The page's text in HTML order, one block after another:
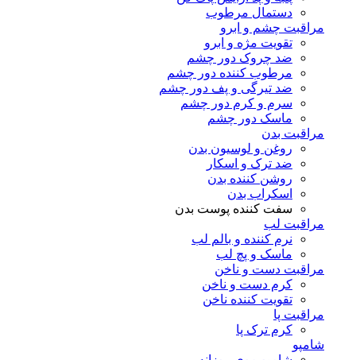
دستمال مرطوب
مراقبت چشم و ابرو
تقویت مژه و ابرو
ضد چروک دور چشم
مرطوب کننده دور چشم
ضد تیرگی و پف دور چشم
سرم و کرم دور چشم
ماسک دور چشم
مراقبت بدن
روغن و لوسیون بدن
ضد ترک و اسکار
روشن کننده بدن
اسکراب بدن
سفت کننده پوست بدن
مراقبت لب
نرم کننده و بالم لب
ماسک و پچ لب
مراقبت دست و ناخن
کرم دست و ناخن
تقویت کننده ناخن
مراقبت پا
کرم ترک پا
شامپو